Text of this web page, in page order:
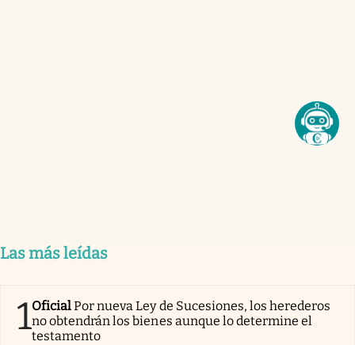
Las más leídas
1OficialPor nueva Ley de Sucesiones, los herederos
no obtendrán los bienes aunque lo determine el
testamento